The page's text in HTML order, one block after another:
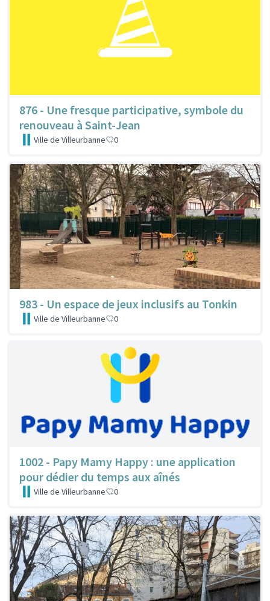
876 - Une fresque participative, symbole du
renouveau à Saint-Jean
Ville de Villeurbanne 0
983 - Un espace de jeux inclusifs au Tonkin
Ville de Villeurbanne 0
1002 - Papy Mamy Happy : une application
pour dédier du temps aux aînés
Ville de Villeurbanne 0